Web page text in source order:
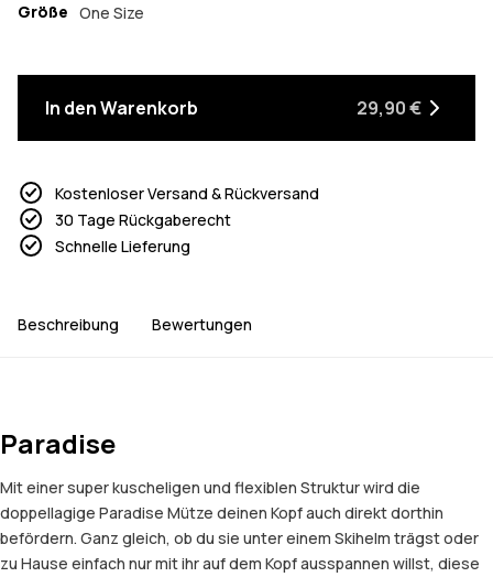
Größe One Size
In den Warenkorb 29,90 €
Kostenloser Versand & Rückversand
30 Tage Rückgaberecht
Schnelle Lieferung
Beschreibung Bewertungen
Paradise
Mit einer super kuscheligen und flexiblen Struktur wird die
doppellagige Paradise Mütze deinen Kopf auch direkt dorthin
befördern. Ganz gleich, ob du sie unter einem Skihelm trägst oder
zu Hause einfach nur mit ihr auf dem Kopf ausspannen willst, diese